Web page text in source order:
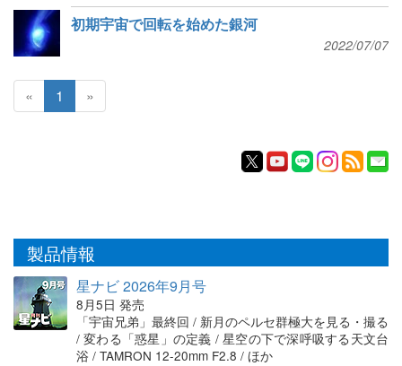
初期宇宙で回転を始めた銀河
2022/07/07
« 1 »
製品情報
星ナビ 2026年9月号
8月5日 発売
「宇宙兄弟」最終回 / 新月のペルセ群極大を見る・撮る
/ 変わる「惑星」の定義 / 星空の下で深呼吸する天文台
浴 / TAMRON 12-20mm F2.8 / ほか